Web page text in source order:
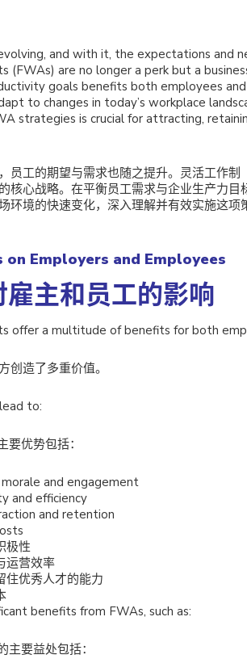
and with it, the expectations and
(FWAs) are no longer a perk but a
goals benefits both employees
to changes in today’s workplace
strategies is crucial for attracting,
员工的期望与需求也随之提升。灵活工作
核心战略。在平衡员工需求与企业生产力
环境的快速变化，深入理解并有效实施这项
on Employers and Employees
主和员工的影响
offer a multitude of benefits for both
创造了多重价值。
to:
优势包括：
and engagement
and efficiency
and retention
极性
运营效率
住优秀人才的能力
benefits from FWAs, such as:
要益处包括：